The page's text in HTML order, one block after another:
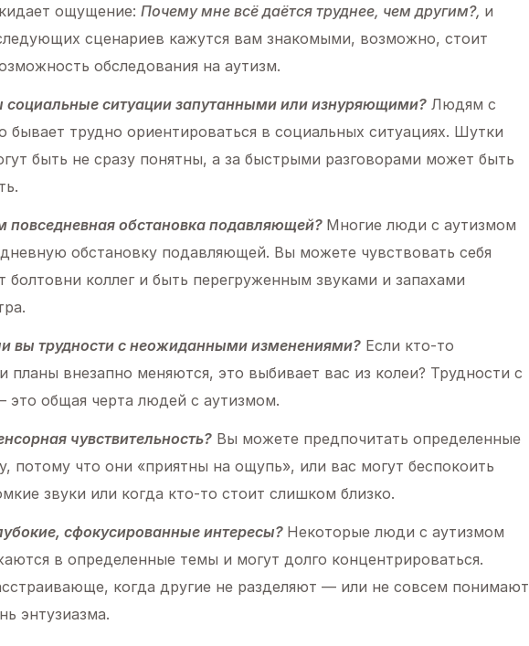
ощущение:Почему мне всё даётся труднее, чем другим?, и
сценариев кажутся вам знакомыми, возможно, стоит
обследования на аутизм.
социальные ситуации запутанными или изнуряющими? Людям с
бывает трудно ориентироваться в социальных ситуациях. Шутки
быть не сразу понятны, а за быстрыми разговорами может быть
повседневная обстановка подавляющей? Многие люди с аутизмом
обстановку подавляющей. Вы можете чувствовать себя
коллег и быть перегруженным звуками и запахами
вы трудности с неожиданными изменениями? Если кто-то
планы внезапно меняются, это выбивает вас из колеи? Трудности с
это общая черта людей с аутизмом.
чувствительность? Вы можете предпочитать определенные
потому что они «приятны на ощупь», или вас могут беспокоить
звуки или когда кто-то стоит слишком близко.
сфокусированные интересы? Некоторые люди с аутизмом
в определенные темы и могут долго концентрироваться.
когда другие не разделяют — или не совсем понимают
энтузиазма.